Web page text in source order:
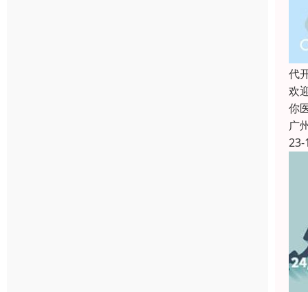
代
欢
你
广
23-